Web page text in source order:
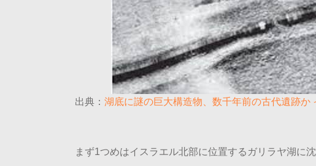
出典： 湖底に謎の巨大構造物、数千年前の古代遺跡か
まず1つめはイスラエル北部に位置するガリラヤ湖に